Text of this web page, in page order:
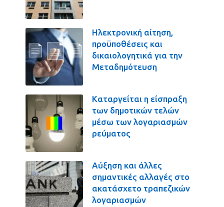
Ηλεκτρονική αίτηση,
προϋποθέσεις και
δικαιολογητικά για την
Μεταδημότευση
Καταργείται η είσπραξη
των δημοτικών τελών
μέσω των λογαριασμών
ρεύματος
Αύξηση και άλλες
σημαντικές αλλαγές στο
ακατάσχετο τραπεζικών
λογαριασμών